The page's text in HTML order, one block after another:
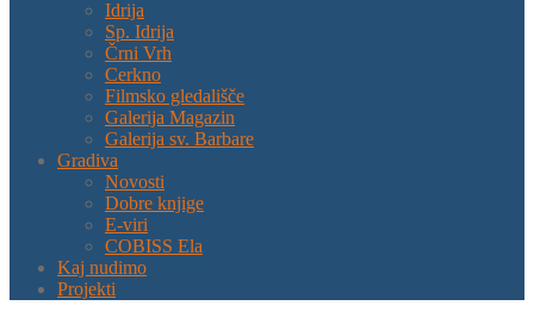
Idrija
Sp. Idrija
Črni Vrh
Cerkno
Filmsko gledališče
Galerija Magazin
Galerija sv. Barbare
Gradiva
Novosti
Dobre knjige
E-viri
COBISS Ela
Kaj nudimo
Projekti